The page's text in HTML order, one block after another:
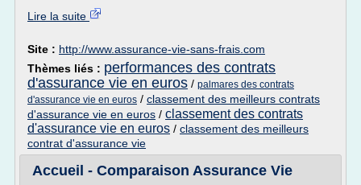
Lire la suite
Site : http://www.assurance-vie-sans-frais.com
Thèmes liés : performances des contrats
d'assurance vie en euros / palmares des contrats
d'assurance vie en euros / classement des meilleurs contrats
d'assurance vie en euros / classement des contrats
d'assurance vie en euros / classement des meilleurs
contrat d'assurance vie
Accueil - Comparaison Assurance Vie